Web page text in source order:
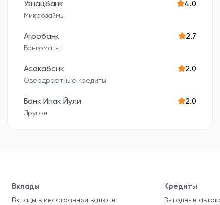
Узнацбанк 4.0
Микрозаймы
Агробанк 2.7
Банкоматы
Асакабанк 2.0
Овердрафтные кредиты
Банк Ипак Йули 2.0
Другое
Вклады
Вклады в иностранной валюте
Кредиты
Выгодные